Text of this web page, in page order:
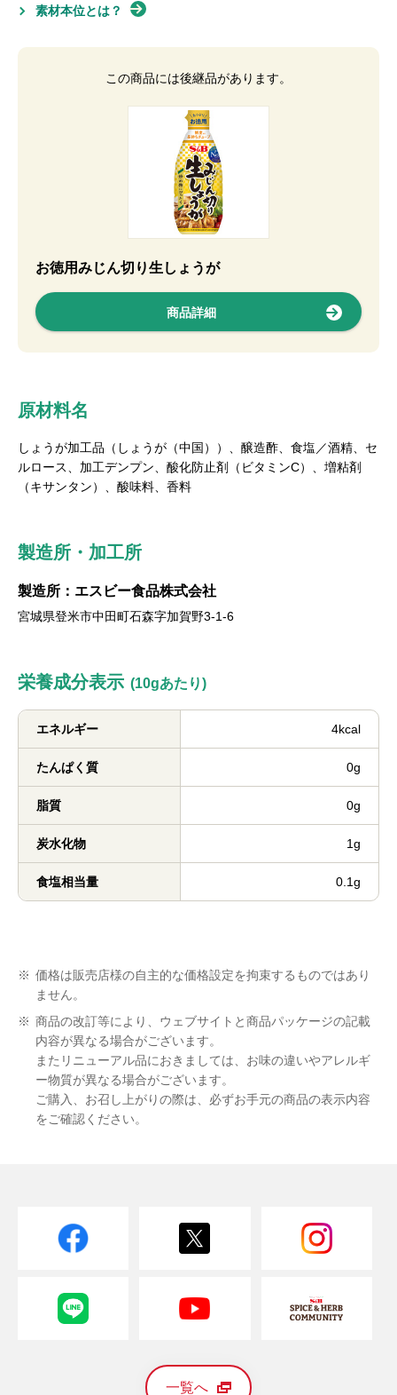
素材本位とは？
この商品には後継品があります。
お徳用みじん切り生しょうが
商品詳細
原材料名
しょうが加工品（しょうが（中国））、醸造酢、食塩／酒精、セ
ルロース、加工デンプン、酸化防止剤（ビタミンC）、増粘剤
（キサンタン）、酸味料、香料
製造所・加工所
製造所：エスビー食品株式会社
宮城県登米市中田町石森字加賀野3-1-6
栄養成分表示 (10gあたり)
エネルギー 4kcal
たんぱく質 0g
脂質 0g
炭水化物 1g
食塩相当量 0.1g
※ 価格は販売店様の自主的な価格設定を拘束するものではあり
ません。
※ 商品の改訂等により、ウェブサイトと商品パッケージの記載
内容が異なる場合がございます。
またリニューアル品におきましては、お味の違いやアレルギ
ー物質が異なる場合がございます。
ご購入、お召し上がりの際は、必ずお手元の商品の表示内容
をご確認ください。
一覧へ